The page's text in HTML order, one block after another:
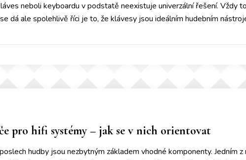
neboli keyboardu v podstatě neexistuje univerzální řešení. Vždy
dá ale spolehlivě říci je to, že klávesy jsou ideálním hudebním
pro hifi systémy – jak se v nich orientovat
hudby jsou nezbytným základem vhodné komponenty. Jedním